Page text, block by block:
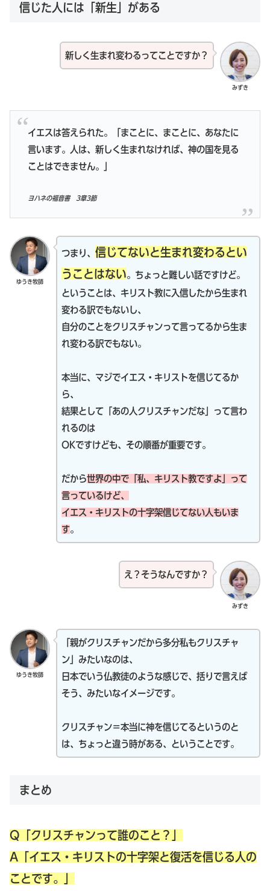
信じた人には「新生」がある
みずき
新しく生まれ変わるってことですか？
イエスは答えられた。「まことに、まことに、あなたに
言います。人は、新しく生まれなければ、神の国を見る
ことはできません。」
ヨハネの福音書 3章3節
ゆうき牧師
つまり、 信じてないと生まれ変わるとい
うことはない。ちょっと難しい話ですけど。
ということは、キリスト教に入信したから生まれ
変わる訳でもないし、
自分のことをクリスチャンって言ってるから生ま
れ変わる訳でもない。
本当に、マジでイエス・キリストを信じてるか
ら、
結果として「あの人クリスチャンだな」って言わ
れるのは
OKですけども、その順番が重要です。
だから世界の中で「私、キリスト教ですよ」って
言っているけど、
イエス・キリストの十字架信じてない人もいま
す。
みずき
え？そうなんですか？
ゆうき牧師
「親がクリスチャンだから多分私もクリスチャ
ン」みたいなのは、
日本でいう仏教徒のような感じで、括りで言えば
そう、みたいなイメージです。
クリスチャン＝本当に神を信じてるというのと
は、ちょっと違う時がある、ということです。
まとめ
Q「クリスチャンって誰のこと？」
A「イエス・キリストの十字架と復活を信じる人の
ことです。」